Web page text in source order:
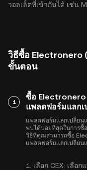
วอลเล็ตที่เข้ากันได้ เช่น
วิธีซื้อ Electronero
ขั้นตอน
1
ซื้อ Electronero
แพลตฟอร์มแลก
แพลตฟอร์มแลกเปลี่ยน
พบได้บ่อยที่สุดในการซื้
วิธีที่คุณสามารถซื้อ
แพลตฟอร์มแลกเปลี่ยน
1. เลือก CEX: เลือก